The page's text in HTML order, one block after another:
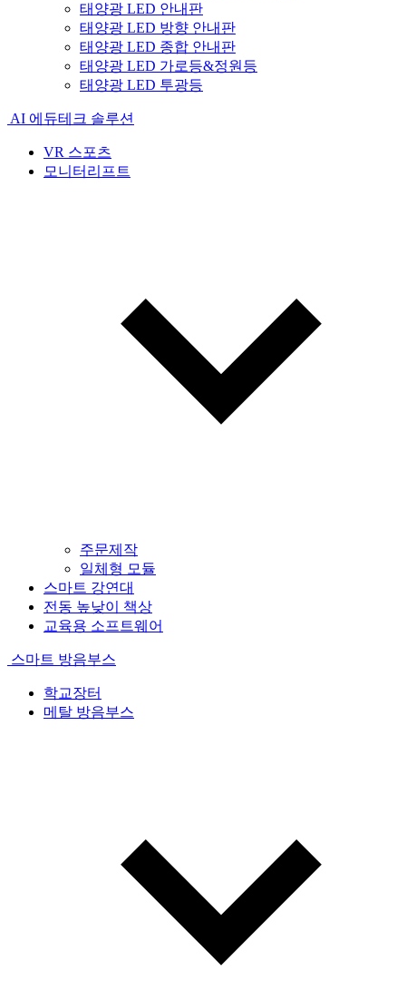
태양광 LED 안내판
태양광 LED 방향 안내판
태양광 LED 종합 안내판
태양광 LED 가로등&정원등
태양광 LED 투광등
AI 에듀테크 솔루션
VR 스포츠
모니터리프트
주문제작
일체형 모듈
스마트 강연대
전동 높낮이 책상
교육용 소프트웨어
스마트 방음부스
학교장터
메탈 방음부스